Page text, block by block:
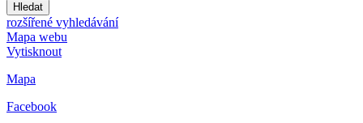
Hledat
rozšířené vyhledávání
Mapa webu
Vytisknout
Mapa
Facebook